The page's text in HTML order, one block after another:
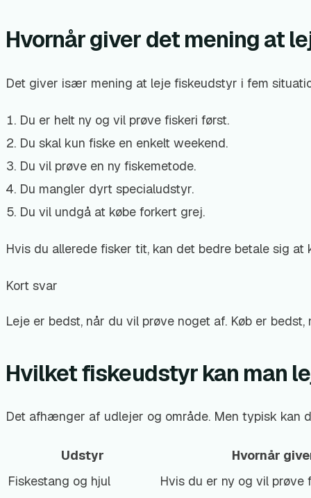
Hvornår giver det mening at
Det giver især mening at leje fiskeudstyr i fem
Du er helt ny og vil prøve fiskeri først.
Du skal kun fiske en enkelt weekend.
Du vil prøve en ny fiskemetode.
Du mangler dyrt specialudstyr.
Du vil undgå at købe forkert grej.
Hvis du allerede fisker tit, kan det bedre betale sig
Kort svar
Leje er bedst, når du vil prøve noget af. Køb er
Hvilket fiskeudstyr kan man
Det afhænger af udlejer og område. Men typisk kan
Udstyr
Hvornår
Fiskestang og hjul
Hvis du er ny og vil prøve